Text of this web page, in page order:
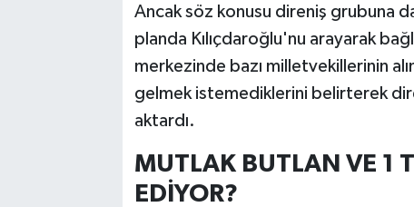
Ancak söz konusu direniş grubuna
planda Kılıçdaroğlu'nu arayarak
merkezinde bazı milletvekillerinin
gelmek istemediklerini belirterek
aktardı.
MUTLAK BUTLAN VE 1
EDİYOR?